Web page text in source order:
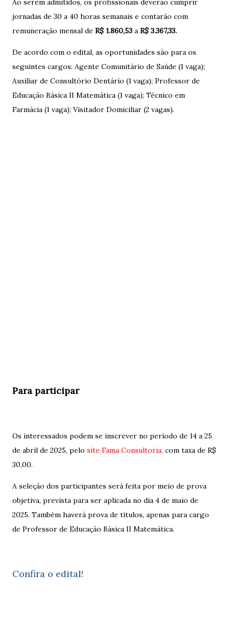
Ao serem admitidos, os profissionais deverão cumprir
jornadas de 30 a 40 horas semanais e contarão com
remuneração mensal de R$ 1.860,53 a R$ 3.367,33.
De acordo com o edital, as oportunidades são para os
seguintes cargos: Agente Comunitário de Saúde (1 vaga);
Auxiliar de Consultório Dentário (1 vaga); Professor de
Educação Básica II Matemática (1 vaga); Técnico em
Farmácia (1 vaga); Visitador Domiciliar (2 vagas).
Para participar
Os interessados podem se inscrever no período de 14 a 25
de abril de 2025, pelo site Fama Consultoria, com taxa de R$
30,00.
A seleção dos participantes será feita por meio de prova
objetiva, prevista para ser aplicada no dia 4 de maio de
2025. Também haverá prova de títulos, apenas para cargo
de Professor de Educação Básica II Matemática.
Confira o edital!